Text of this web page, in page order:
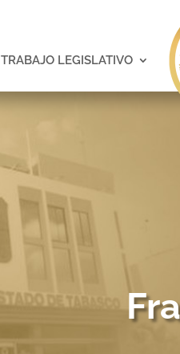
TRABAJO LEGISLATIVO